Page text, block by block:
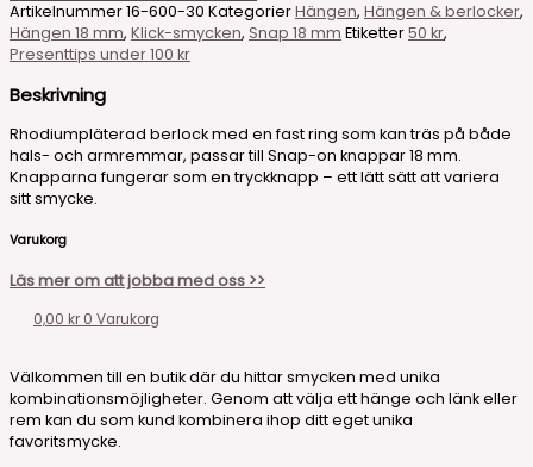
Artikelnummer16-600-30 KategorierHängen, Hängen & berlocker,
Hängen 18 mm, Klick-smycken, Snap 18 mm Etiketter50 kr,
Presenttips under 100 kr
Beskrivning
Rhodiumpläterad berlock med en fast ring som kan träs på både
hals- och armremmar, passar till Snap-on knappar 18 mm.
Knapparna fungerar som en tryckknapp – ett lätt sätt att variera
sitt smycke.
Varukorg
Läs mer om att jobba med oss >>
0,00 kr 0 Varukorg
Välkommen till en butik där du hittar smycken med unika
kombinationsmöjligheter. Genom att välja ett hänge och länk eller
rem kan du som kund kombinera ihop ditt eget unika
favoritsmycke.